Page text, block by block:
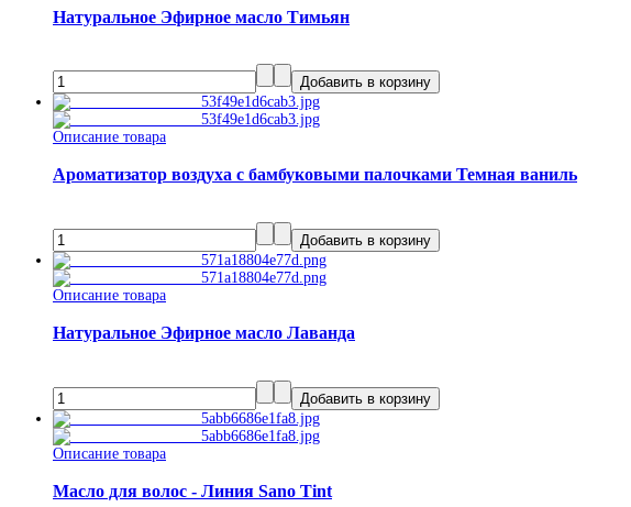
Натуральное Эфирное масло Тимьян
Описание товара
Ароматизатор воздуха с бамбуковыми палочками Темная ваниль
Описание товара
Натуральное Эфирное масло Лаванда
Описание товара
Масло для волос - Линия Sano Tint